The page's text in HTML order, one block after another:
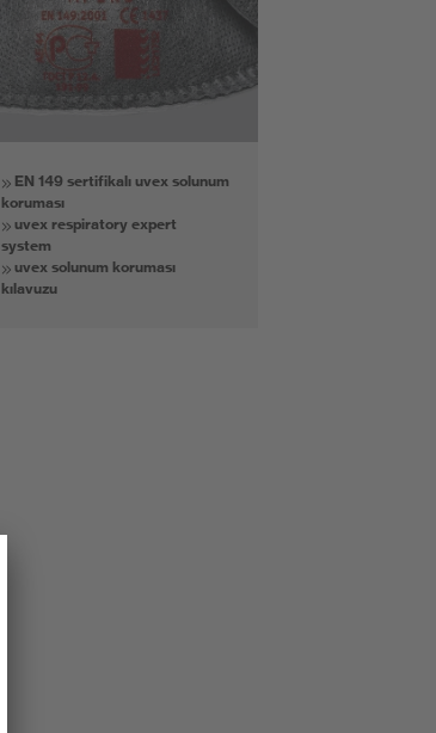
EN 149 sertifikalı uvex solunum
koruması
uvex respiratory expert
system
uvex solunum koruması
kılavuzu